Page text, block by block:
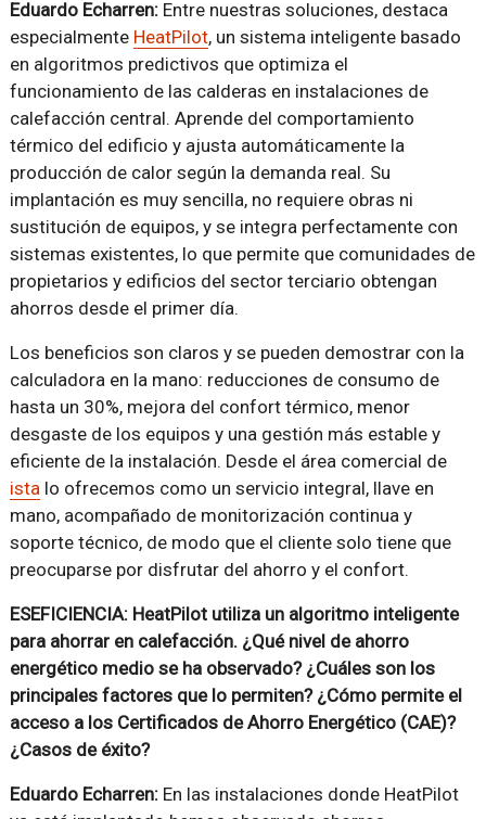
Eduardo Echarren:Entre nuestras soluciones, destaca
especialmente HeatPilot, un sistema inteligente basado
en algoritmos predictivos que optimiza el
funcionamiento de las calderas en instalaciones de
calefacción central. Aprende del comportamiento
térmico del edificio y ajusta automáticamente la
producción de calor según la demanda real. Su
implantación es muy sencilla, no requiere obras ni
sustitución de equipos, y se integra perfectamente con
sistemas existentes, lo que permite que comunidades de
propietarios y edificios del sector terciario obtengan
ahorros desde el primer día.
Los beneficios son claros y se pueden demostrar con la
calculadora en la mano: reducciones de consumo de
hasta un 30%, mejora del confort térmico, menor
desgaste de los equipos y una gestión más estable y
eficiente de la instalación. Desde el área comercial de
ista lo ofrecemos como un servicio integral, llave en
mano, acompañado de monitorización continua y
soporte técnico, de modo que el cliente solo tiene que
preocuparse por disfrutar del ahorro y el confort.
ESEFICIENCIA: HeatPilot utiliza un algoritmo inteligente
para ahorrar en calefacción. ¿Qué nivel de ahorro
energético medio se ha observado? ¿Cuáles son los
principales factores que lo permiten? ¿Cómo permite el
acceso a los Certificados de Ahorro Energético (CAE)?
¿Casos de éxito?
Eduardo Echarren:En las instalaciones donde HeatPilot